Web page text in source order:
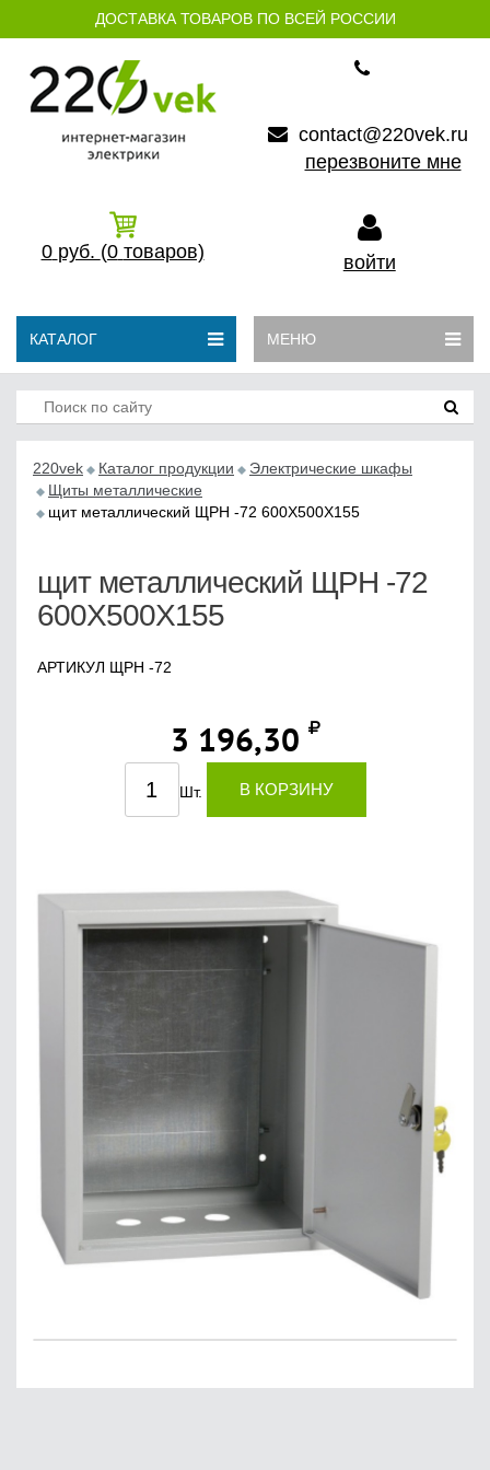
ДОСТАВКА ТОВАРОВ ПО ВСЕЙ РОССИИ
contact@220vek.ru
перезвоните мне
0 руб. (0 товаров) войти
КАТАЛОГ МЕНЮ
220vek Каталог продукции
Электрические шкафы
Щиты металлические
щит металлический ЩРН -72 600Х500Х155
щит металлический ЩРН -72
600Х500Х155
АРТИКУЛ ЩРН -72
3 196,30
Шт. В КОРЗИНУ